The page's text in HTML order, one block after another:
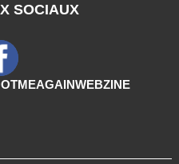
SOCIAUX